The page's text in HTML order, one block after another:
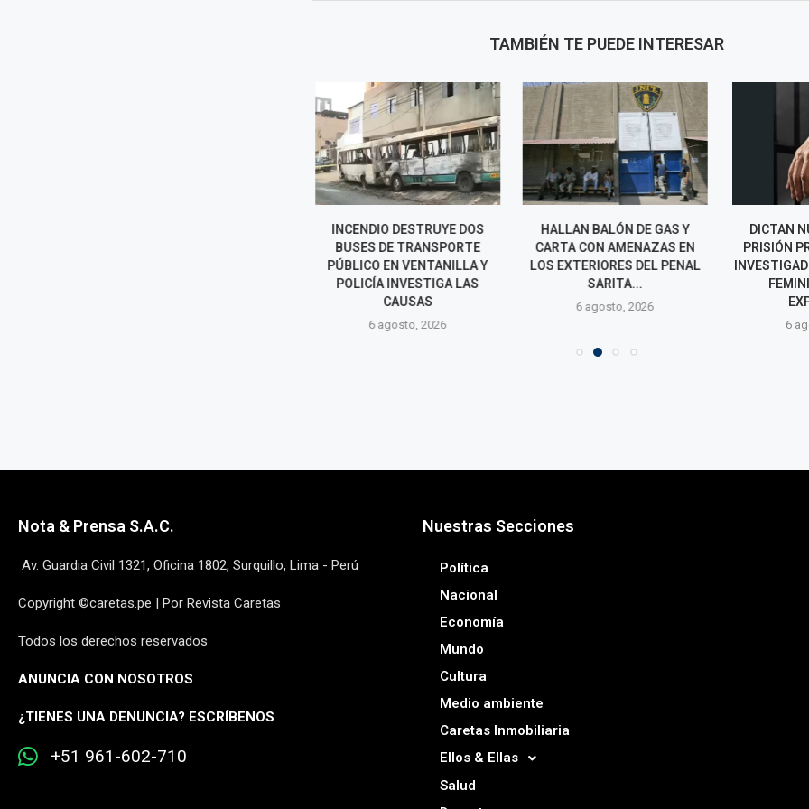
TAMBIÉN TE PUEDE INTERESAR
INCENDIO DESTRUYE DOS
BUSES DE TRANSPORTE
PÚBLICO EN VENTANILLA Y
POLICÍA INVESTIGA LAS
CAUSAS
6 agosto, 2026
HALLAN BALÓN DE GAS Y
CARTA CON AMENAZAS EN
LOS EXTERIORES DEL PENAL
SARITA...
6 agosto, 2026
DICTAN
PRISIÓN
6
Nota & Prensa S.A.C.
Av. Guardia Civil 1321, Oficina 1802, Surquillo, Lima - Perú
Copyright ©caretas.pe | Por Revista Caretas
Todos los derechos reservados
ANUNCIA CON NOSOTROS
¿TIENES UNA DENUNCIA? ESCRÍBENOS
+51 961-602-710
Nuestras Secciones
Política
Nacional
Economía
Mundo
Cultura
Medio ambiente
Caretas Inmobiliaria
Ellos & Ellas
Salud